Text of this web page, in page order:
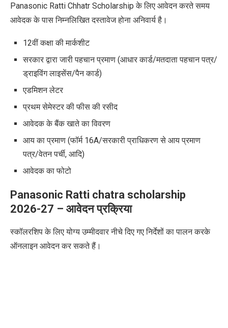
Panasonic Ratti Chhatr Scholarship के लिए आवेदन करते समय
आवेदक के पास निम्नलिखित दस्तावेज होना अनिवार्य है।
12वीं कक्षा की मार्कशीट
सरकार द्वारा जारी पहचान प्रमाण (आधार कार्ड/मतदाता पहचान पत्र/
ड्राइविंग लाइसेंस/पैन कार्ड)
एडमिशन लेटर
प्रथम सेमेस्टर की फीस की रसीद
आवेदक के बैंक खाते का विवरण
आय का प्रमाण (फॉर्म 16A/सरकारी प्राधिकरण से आय प्रमाण
पत्र/वेतन पर्ची, आदि)
आवेदक का फोटो
Panasonic Ratti chatra scholarship
2026-27 – आवेदन प्रक्रिया
स्कॉलरशिप के लिए योग्य उम्मीदवार नीचे दिए गए निर्देशों का पालन करके
ऑनलाइन आवेदन कर सकते हैं।